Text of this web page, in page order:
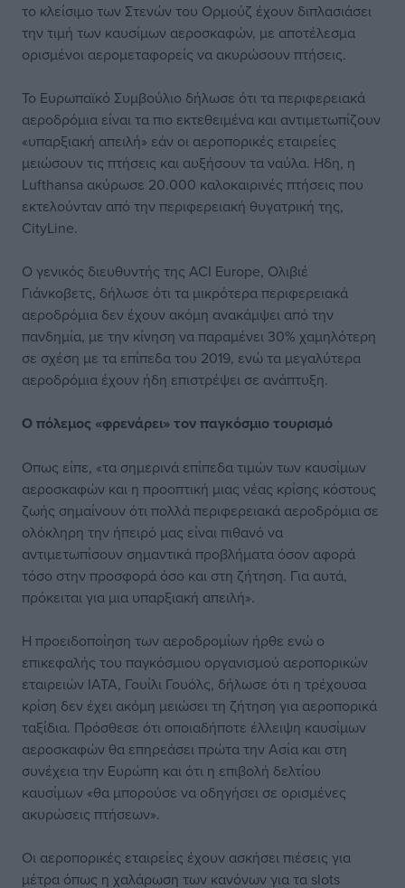
το κλείσιμο των Στενών του Ορμούζ έχουν διπλασιάσει
την τιμή των καυσίμων αεροσκαφών, με αποτέλεσμα
ορισμένοι αερομεταφορείς να ακυρώσουν πτήσεις.
Το Ευρωπαϊκό Συμβούλιο δήλωσε ότι τα περιφερειακά
αεροδρόμια είναι τα πιο εκτεθειμένα και αντιμετωπίζουν
«υπαρξιακή απειλή» εάν οι αεροπορικές εταιρείες
μειώσουν τις πτήσεις και αυξήσουν τα ναύλα. Ηδη, η
Lufthansa ακύρωσε 20.000 καλοκαιρινές πτήσεις που
εκτελούνταν από την περιφερειακή θυγατρική της,
CityLine.
Ο γενικός διευθυντής της ACI Europe, Ολιβιέ
Γιάνκοβετς, δήλωσε ότι τα μικρότερα περιφερειακά
αεροδρόμια δεν έχουν ακόμη ανακάμψει από την
πανδημία, με την κίνηση να παραμένει 30% χαμηλότερη
σε σχέση με τα επίπεδα του 2019, ενώ τα μεγαλύτερα
αεροδρόμια έχουν ήδη επιστρέψει σε ανάπτυξη.
Ο πόλεμος «φρενάρει» τον παγκόσμιο τουρισμό
Οπως είπε, «τα σημερινά επίπεδα τιμών των καυσίμων
αεροσκαφών και η προοπτική μιας νέας κρίσης κόστους
ζωής σημαίνουν ότι πολλά περιφερειακά αεροδρόμια σε
ολόκληρη την ήπειρό μας είναι πιθανό να
αντιμετωπίσουν σημαντικά προβλήματα όσον αφορά
τόσο στην προσφορά όσο και στη ζήτηση. Για αυτά,
πρόκειται για μια υπαρξιακή απειλή».
Η προειδοποίηση των αεροδρομίων ήρθε ενώ ο
επικεφαλής του παγκόσμιου οργανισμού αεροπορικών
εταιρειών IATA, Γουίλι Γουόλς, δήλωσε ότι η τρέχουσα
κρίση δεν έχει ακόμη μειώσει τη ζήτηση για αεροπορικά
ταξίδια. Πρόσθεσε ότι οποιαδήποτε έλλειψη καυσίμων
αεροσκαφών θα επηρεάσει πρώτα την Ασία και στη
συνέχεια την Ευρώπη και ότι η επιβολή δελτίου
καυσίμων «θα μπορούσε να οδηγήσει σε ορισμένες
ακυρώσεις πτήσεων».
Οι αεροπορικές εταιρείες έχουν ασκήσει πιέσεις για
μέτρα όπως η χαλάρωση των κανόνων για τα slots